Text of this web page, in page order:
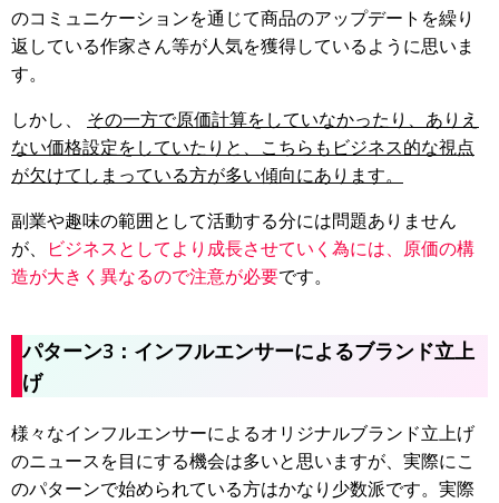
のコミュニケーションを通じて商品のアップデートを繰り
返している作家さん等が人気を獲得しているように思いま
す。
しかし、 その一方で原価計算をしていなかったり、ありえ
ない価格設定をしていたりと、こちらもビジネス的な視点
が欠けてしまっている方が多い傾向にあります。
副業や趣味の範囲として活動する分には問題ありません
が、
ビジネスとしてより成長させていく為には、原価の構
造が大きく異なるので注意が必要です。
パターン3：インフルエンサーによるブランド立上
げ
様々なインフルエンサーによるオリジナルブランド立上げ
のニュースを目にする機会は多いと思いますが、実際にこ
のパターンで始められている方はかなり少数派です。実際